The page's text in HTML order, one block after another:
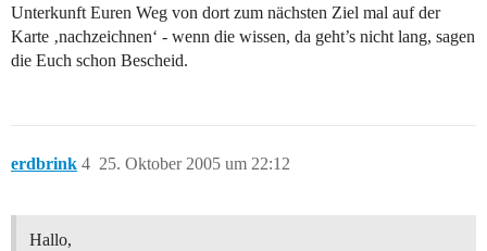
Unterkunft Euren Weg von dort zum nächsten Ziel mal auf der
Karte ‚nachzeichnen‘ - wenn die wissen, da geht’s nicht lang, sagen
die Euch schon Bescheid.
erdbrink 25. Oktober 2005 um 22:12
4
Hallo,